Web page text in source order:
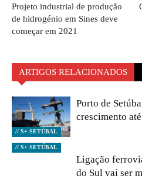
Projeto industrial de produção
de hidrogénio em Sines deve
começar em 2021
ARTIGOS RELACIONADOS
// S+ SETÚBAL
Porto de
crescimento
// S+ SETÚBAL
Ligação
do Sul vai ser